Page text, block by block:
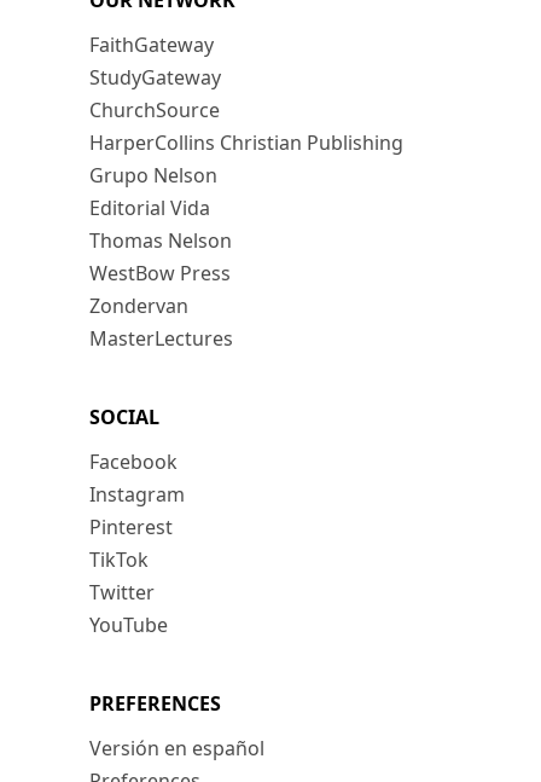
FaithGateway
StudyGateway
ChurchSource
HarperCollins Christian Publishing
Grupo Nelson
Editorial Vida
Thomas Nelson
WestBow Press
Zondervan
MasterLectures
SOCIAL
Facebook
Instagram
Pinterest
TikTok
Twitter
YouTube
PREFERENCES
Versión en español